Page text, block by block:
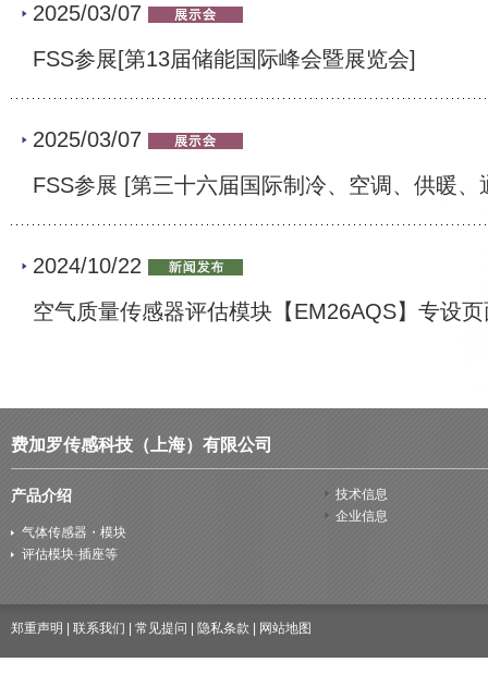
2025/03/07
FSS参展[第13届储能国际峰会暨展览会]
2025/03/07
FSS参展 [第三十六届国际制冷、空调、供暖
2024/10/22
空气质量传感器评估模块【EM26AQS】专设
费加罗传感科技（上海）有限公司
产品介绍
气体传感器・模块
评估模块·插座等
技术信息
企业信息
郑重声明 联系我们 常见提问 隐私条款 网站地图